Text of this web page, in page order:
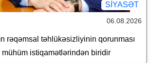
SİYASƏT
06.08.2026
rəqəmsal təhlükəsizliyinin qorunması
istiqamətlərindən biridir